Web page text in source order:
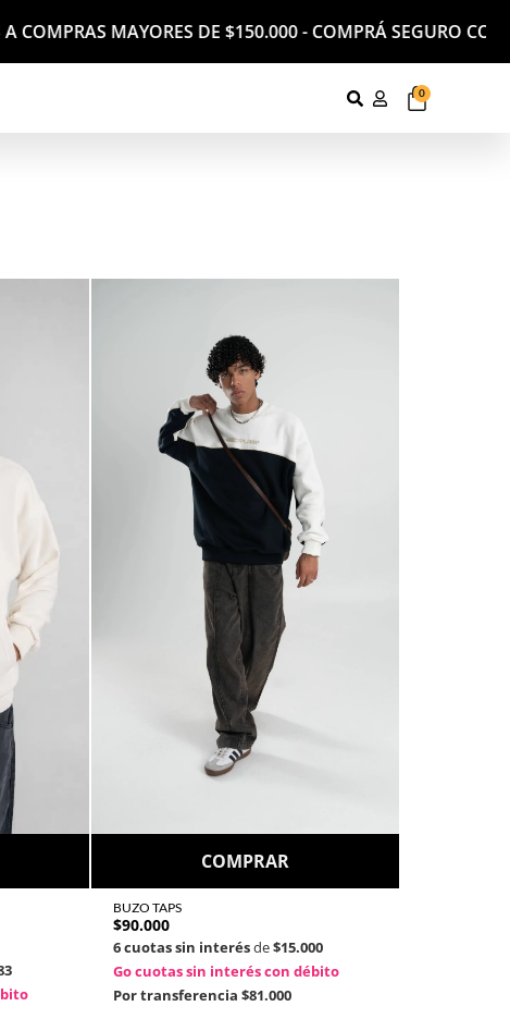
DE $150.000 - COMPRÁ SEGURO CON MERCADO
0
COMPRAR
BUZO TAPS
$90.000
6 cuotas sin interésde$15.000
Go cuotas sin interés con débito
Por transferencia $81.000